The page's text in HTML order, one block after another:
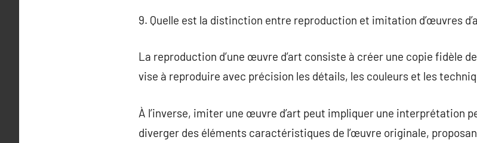
9. Quelle est la distinction entre reproduction et imitation d’œuvres
La reproduction d’une œuvre d’art consiste à créer une copie fidèle
vise à reproduire avec précision les détails, les couleurs et les
À l’inverse, imiter une œuvre d’art peut impliquer une interprétation
diverger des éléments caractéristiques de l’œuvre originale,